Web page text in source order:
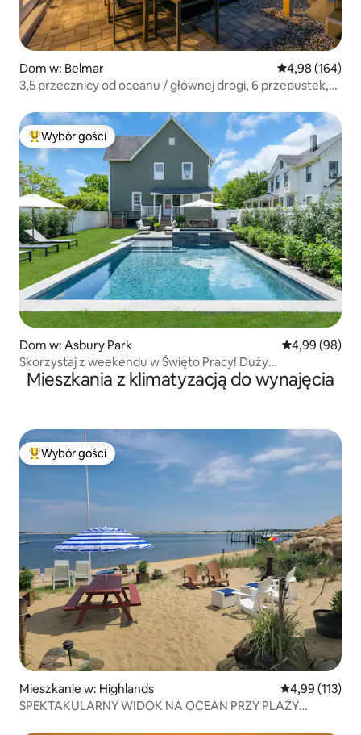
Dom w: Belmar Średnia
4,98 (164)
3,5 przecznicy od oceanu / głównej drogi, 6 przepustek,
Najpopularniejsze z kategorii Wybór gości
Wybór gości
Dom w: Asbury Park Średnia
4,99 (98)
Skorzystaj z weekendu w Święto Pracy! Duży
podgrzewany basen i spa
Mieszkania z klimatyzacją do wynajęcia
Najpopularniejsze z kategorii Wybór gości
Wybór gości
Mieszkanie w: Highlands Średnia
4,99 (113)
SPEKTAKULARNY WIDOK NA OCEAN PRZY PLAŻY